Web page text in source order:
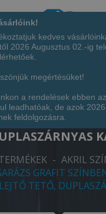
minket!+36 70
GRAFIT
OLDALRA LEJTŐ
- AKRIL
GRAFIT
TETŐ,
kedves
2026 Augusztus 02.-ig
megértésüket!
a rendelések ebben
leadhatóak, de azok 2026
feldolgozásra.